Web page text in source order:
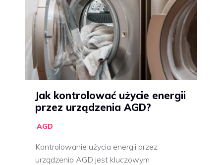
Jak kontrolować użycie energii
przez urządzenia AGD?
AGD
Kontrolowanie użycia energii przez
urządzenia AGD jest kluczowym